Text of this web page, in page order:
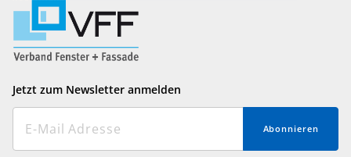
Jetzt zum Newsletter anmelden
Abonnieren